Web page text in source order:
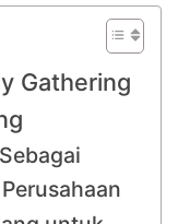
Gathering